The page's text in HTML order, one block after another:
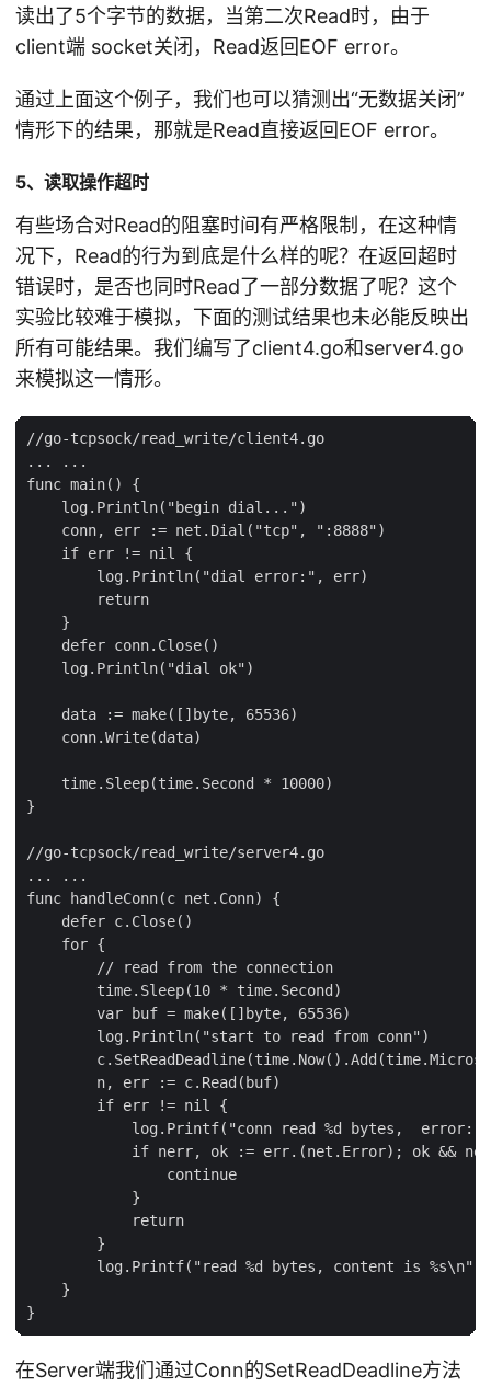
读出了5个字节的数据，当第二次Read时，由于
client端 socket关闭，Read返回EOF error。
通过上面这个例子，我们也可以猜测出“无数据关闭”
情形下的结果，那就是Read直接返回EOF error。
5、读取操作超时
有些场合对Read的阻塞时间有严格限制，在这种情
况下，Read的行为到底是什么样的呢？在返回超时
错误时，是否也同时Read了一部分数据了呢？这个
实验比较难于模拟，下面的测试结果也未必能反映出
所有可能结果。我们编写了client4.go和server4.go
来模拟这一情形。
//go-tcpsock/read_write/client4.go
... ...
func main() {
    log.Println("begin dial...")
    conn, err := net.Dial("tcp", ":8888")
    if err != nil {
        log.Println("dial error:", err)
        return
    }
    defer conn.Close()
    log.Println("dial ok")
    data := make([]byte, 65536)
    conn.Write(data)
    time.Sleep(time.Second * 10000)
}
//go-tcpsock/read_write/server4.go
... ...
func handleConn(c net.Conn) {
    defer c.Close()
    for {
        // read from the connection
        time.Sleep(10 * time.Second)
        var buf = make([]byte, 65536)
        log.Println("start to read from conn")
        n, err := c.Read(buf)
        if err != nil {
log.Printf("conn read %d bytes,  error:
if nerr, ok := err.(net.Error); ok &&
                continue
            }
            return
        }
log.Printf("read %d bytes, content is %s\n",
    }
在Server端我们通过Conn的SetReadDeadline方法